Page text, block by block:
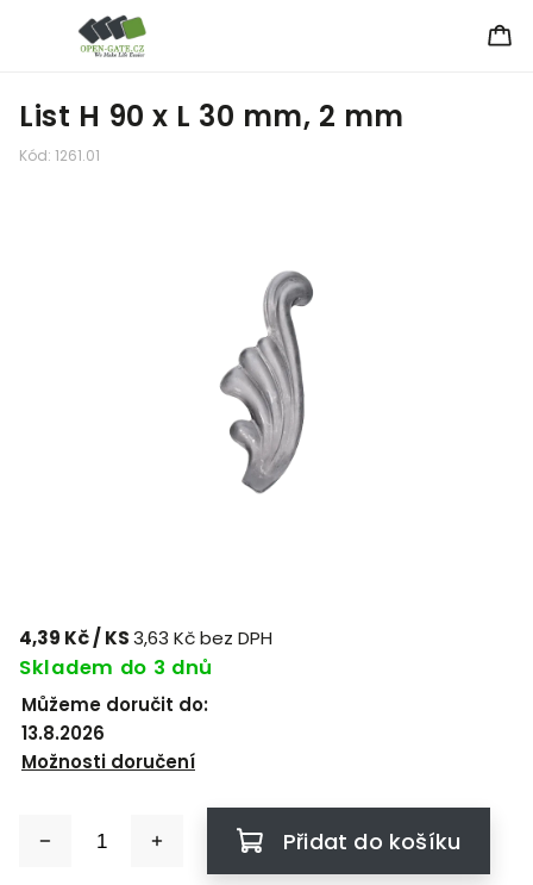
List H 90 x L 30 mm, 2 mm
Kód: 1261.01
4,39 Kč/ KS3,63 Kč bez DPH
Skladem do 3 dnů
Můžeme doručit do:
13.8.2026
Možnosti doručení
Přidat do košíku